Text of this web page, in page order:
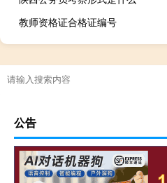
教师资格证合格证编号
公告